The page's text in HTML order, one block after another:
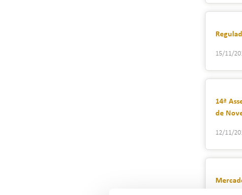
15/11/
14ª
de
12/11/